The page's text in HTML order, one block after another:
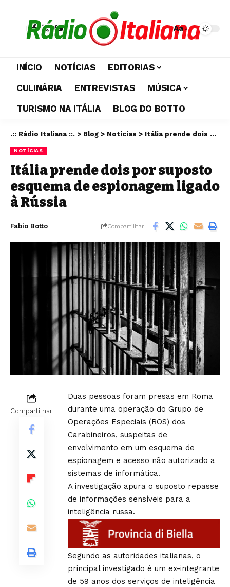
Aa
INÍCIO NOTÍCIAS
EDITORIAS
CULINÁRIA
ENTREVISTAS
MÚSICA
TURISMO NA ITÁLIA
BLOG DO BOTTO
.:: Rádio Italiana ::. > Blog > Notícias > Itália prende dois por suposto esquema de espionagem ligado à Rússia
NOTÍCIAS
Itália prende dois por suposto
esquema de espionagem ligado
à Rússia
Fabio Botto Compartilhar
Compartilhar
Duas pessoas foram presas em Roma
durante uma operação do Grupo de
Operações Especiais (ROS) dos
Carabineiros, suspeitas de
envolvimento em um esquema de
espionagem e acesso não autorizado a
sistemas de informática.
A investigação apura o suposto repasse
de informações sensíveis para a
inteligência russa.
Segundo as autoridades italianas, o
principal investigado é um ex-integrante
de 59 anos dos serviços de inteligência